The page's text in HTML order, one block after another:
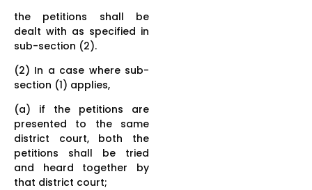
the petitions shall be
dealt with as specified in
sub-section (2).
(2) In a case where sub-
section (1) applies,
(a) if the petitions are
presented to the same
district court, both the
petitions shall be tried
and heard together by
that district court;